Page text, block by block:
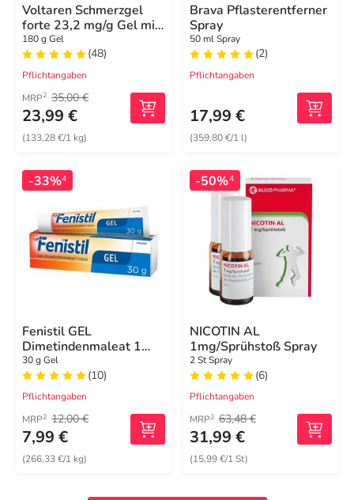
Voltaren Schmerzgel
forte 23,2 mg/g Gel mit
Diclofenac
180 g Gel
(48)
Pflichtangaben
MRP2 35,00 €
23,99 €
(133,28 €/1 kg)
Brava Pflasterentferner
Spray
50 ml Spray
(2)
Pflichtangaben
17,99 €
(359,80 €/1 l)
-33%4
Fenistil GEL
Dimetindenmaleat 1
mg/g, zur Linderung von
Juckreiz
30 g Gel
(10)
Pflichtangaben
MRP2 12,00 €
7,99 €
(266,33 €/1 kg)
-50%4
NICOTIN AL
1mg/Sprühstoß Spray
2 St Spray
(6)
Pflichtangaben
MRP2 63,48 €
31,99 €
(15,99 €/1 St)